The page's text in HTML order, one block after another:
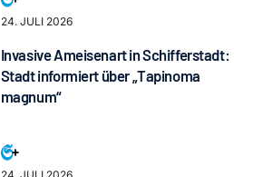
24. JULI 2026
Invasive Ameisenart in Schifferstadt:
Stadt informiert über „Tapinoma
magnum“